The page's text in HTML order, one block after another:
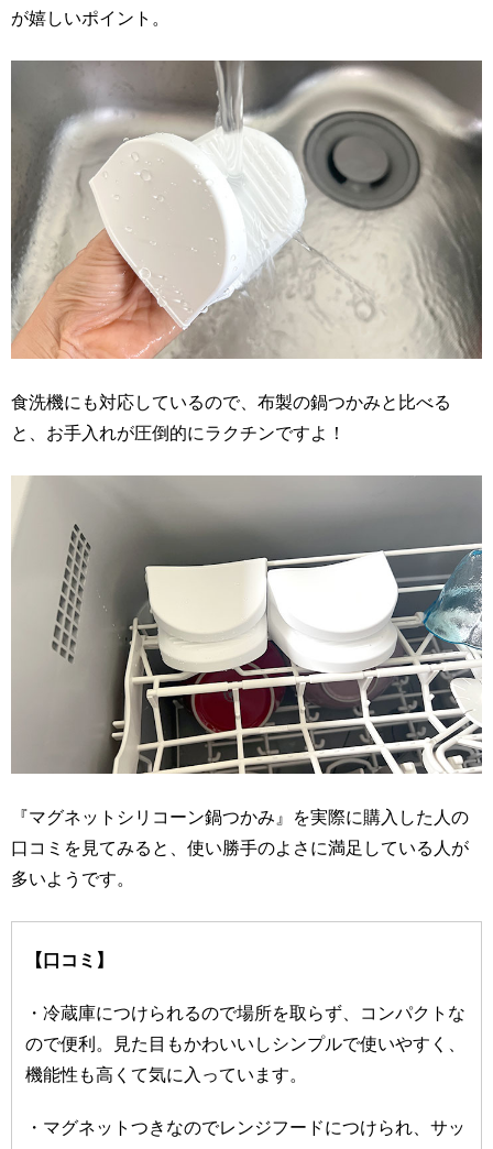
が嬉しいポイント。
食洗機にも対応しているので、布製の鍋つかみと比べる
と、お手入れが圧倒的にラクチンですよ！
『マグネットシリコーン鍋つかみ』を実際に購入した人の
口コミを見てみると、使い勝手のよさに満足している人が
多いようです。
【口コミ】
・冷蔵庫につけられるので場所を取らず、コンパクトな
ので便利。見た目もかわいいしシンプルで使いやすく、
機能性も高くて気に入っています。
・マグネットつきなのでレンジフードにつけられ、サッ